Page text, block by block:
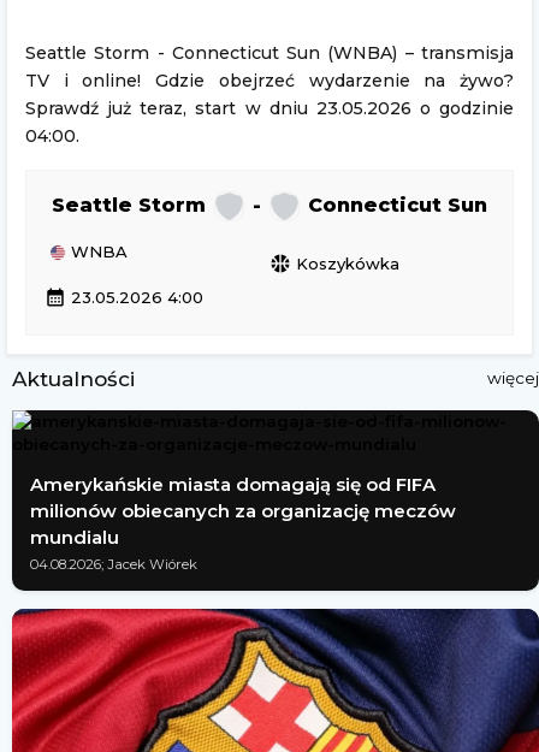
Seattle Storm - Connecticut Sun (WNBA) – transmisja
TV i online! Gdzie obejrzeć wydarzenie na żywo?
Sprawdź już teraz, start w dniu 23.05.2026 o godzinie
04:00.
Seattle Storm - Connecticut Sun
WNBA
sports_basketball Koszykówka
calendar_month 23.05.2026 4:00
Aktualności więcej
Amerykańskie miasta domagają się od FIFA
milionów obiecanych za organizację meczów
mundialu
04.08.2026; Jacek Wiórek